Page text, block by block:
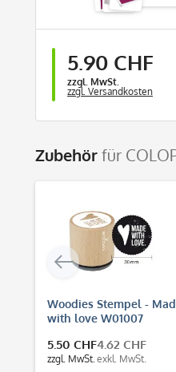
5.90 CHF
zzgl. MwSt.
zzgl. Versandkosten
Zubehörfür
Woodies Stempel -
with love W01007
5.50 CHF
zzgl. MwSt.
4.62 CHF
exkl. MwSt.